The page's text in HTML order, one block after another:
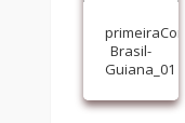
Brasil-
Guiana_01